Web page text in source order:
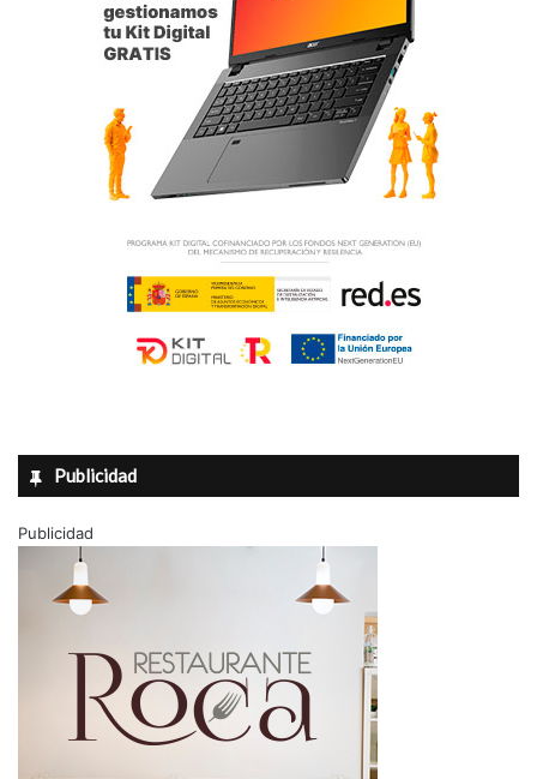
Publicidad
Publicidad